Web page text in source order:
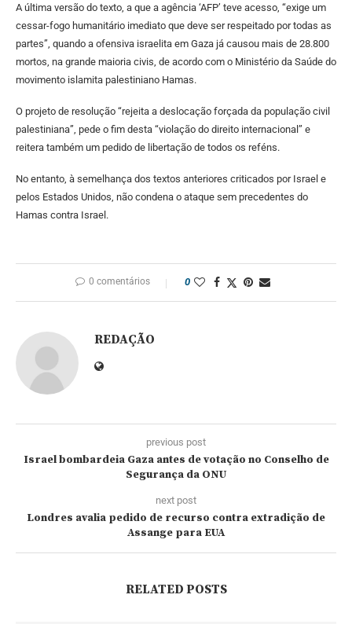
A última versão do texto, a que a agência ‘AFP’ teve acesso, “exige um
cessar-fogo humanitário imediato que deve ser respeitado por todas as
partes”, quando a ofensiva israelita em Gaza já causou mais de 28.800
mortos, na grande maioria civis, de acordo com o Ministério da Saúde do
movimento islamita palestiniano Hamas.
O projeto de resolução “rejeita a deslocação forçada da população civil
palestiniana”, pede o fim desta “violação do direito internacional” e
reitera também um pedido de libertação de todos os reféns.
No entanto, à semelhança dos textos anteriores criticados por Israel e
pelos Estados Unidos, não condena o ataque sem precedentes do
Hamas contra Israel.
0 comentários 0
REDAÇÃO
previous post
Israel bombardeia Gaza antes de votação no Conselho de
Segurança da ONU
next post
Londres avalia pedido de recurso contra extradição de
Assange para EUA
RELATED POSTS